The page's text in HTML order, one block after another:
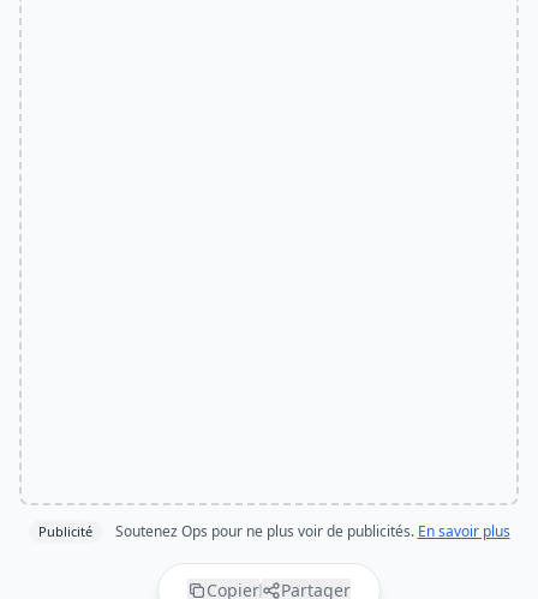
Publicité Soutenez Ops pour ne plus voir de publicités. En savoir plus
Copier Partager